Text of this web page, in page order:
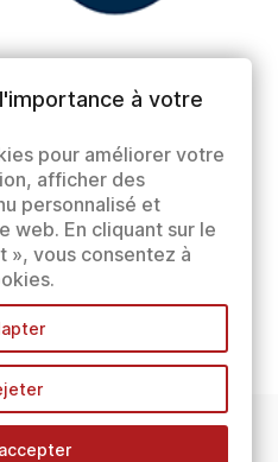
à votre
pour améliorer votre
afficher des
personnalisé et
web. En cliquant sur le
», vous consentez à